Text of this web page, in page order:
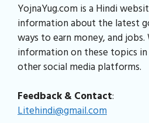
YojnaYug.com is a Hindi
information about the latest
ways to earn money, and
information on these topics
other social media platforms.
Feedback & Contact:
Litehindi@gmail.com